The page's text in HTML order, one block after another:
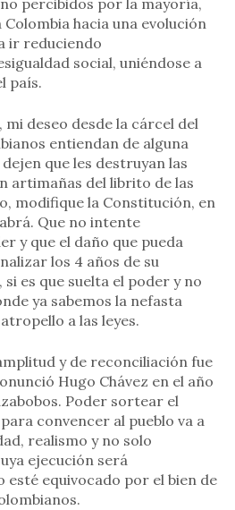
percibidos por la mayoría,
hacia una evolución
ir reduciendo
social, uniéndose a
país.
mi deseo desde la cárcel del
entiendan de alguna
que les destruyan las
artimañas del librito de las
modifique la Constitución, en
Que no intente
y que el daño que pueda
los 4 años de su
es que suelta el poder y no
ya sabemos la nefasta
a las leyes.
y de reconciliación fue
Hugo Chávez en el año
Poder sortear el
convencer al pueblo va a
realismo y no solo
ejecución será
esté equivocado por el bien de